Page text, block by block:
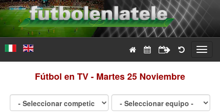
Fútbol en TV - Martes 25 Noviembre